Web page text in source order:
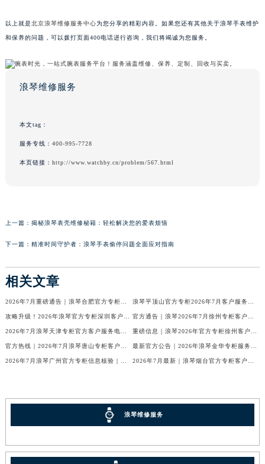
以上就是北京浪琴维修服务中心为您分享的精彩内容。如果您还有其他关于浪琴手表维护
和保养的问题，可以拨打页面400电话进行咨询，我们将竭诚为您服务。
浪琴维修服务
本文tag：
服务专线： 400-995-7728
本页链接： http://www.watchby.cn/problem/567.html
上一篇： 揭秘浪琴表壳维修秘籍：轻松解决您的爱表烦恼
下一篇： 精准时间守护者：浪琴手表偷停问题全面应对指南
相关文章
2026年7月重磅通告｜浪琴合肥官方专柜信息大全，客户服务热线同步更新 浪琴平顶山官方专柜2026年7月客户服务热线通知｜专柜信息全核验
攻略升级！2026年浪琴官方专柜深圳客户服务热线7月最新公告 官方通告｜浪琴2026年7月徐州专柜客户服务热线及专柜信息核验
2026年7月浪琴天津专柜官方客户服务电话攻略｜门店信息一网打尽 重磅信息｜浪琴2026年官方专柜徐州客户热线全新发布（7月专柜指南）
官方热线｜2026年7月浪琴唐山专柜客户服务信息公告，权威发布 最新官方公告｜2026年浪琴金华专柜服务信息整合，客服热线7月已更新
2026年7月浪琴广州官方专柜信息核验｜附客服热线与门店汇总 2026年7月最新｜浪琴烟台官方专柜客户服务热线全攻略（门店信息附）
浪琴维修服务